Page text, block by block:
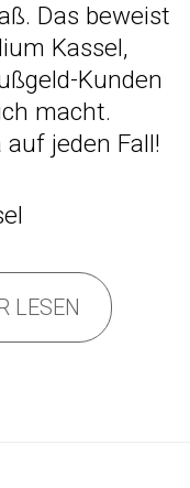
Das beweist
Kassel,
Kunden
macht.
jeden Fall!
LESEN